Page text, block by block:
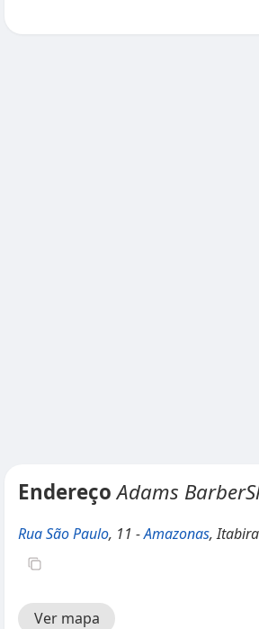
EndereçoAdams
Rua São Paulo, 11 -Amazonas,
Ver mapa